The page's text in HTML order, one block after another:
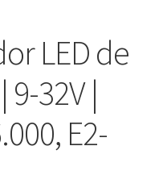
LED de
32V |
E2-